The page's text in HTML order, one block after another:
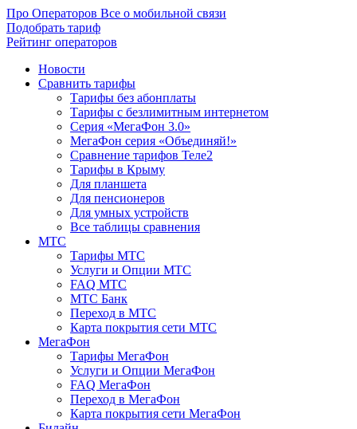
Про Операторов Все о мобильной связи
Подобрать тариф
Рейтинг операторов
Новости
Сравнить тарифы
Тарифы без абонплаты
Тарифы с безлимитным интернетом
Серия «МегаФон 3.0»
МегаФон серия «Объединяй!»
Сравнение тарифов Теле2
Тарифы в Крыму
Для планшета
Для пенсионеров
Для умных устройств
Все таблицы сравнения
МТС
Тарифы МТС
Услуги и Опции МТС
FAQ МТС
МТС Банк
Переход в МТС
Карта покрытия сети МТС
МегаФон
Тарифы МегаФон
Услуги и Опции МегаФон
FAQ МегаФон
Переход в МегаФон
Карта покрытия сети МегаФон